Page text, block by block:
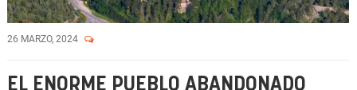
26 MARZO, 2024
EL ENORME PUEBLO ABANDONADO